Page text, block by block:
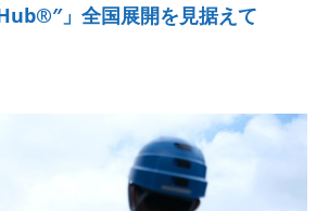
」全国展開を見据えて